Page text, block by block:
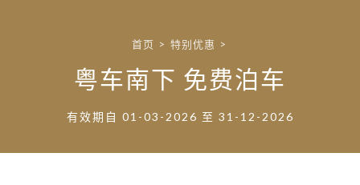
首页 > 特别优惠 >
粤车南下 免费泊车
有效期自 01-03-2026 至 31-12-2026